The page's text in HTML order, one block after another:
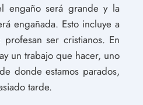
engaño será grande y la
engañada. Esto incluye a
ser cristianos. En
un trabajo que hacer, uno
donde estamos parados,
tarde.